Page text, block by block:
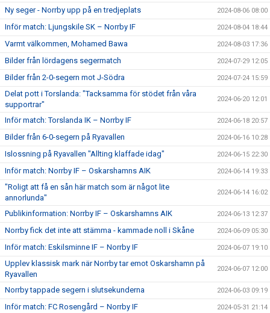
Ny seger - Norrby upp på en tredjeplats 2024-08-06 08:00
Inför match: Ljungskile SK – Norrby IF 2024-08-04 18:44
Varmt välkommen, Mohamed Bawa 2024-08-03 17:36
Bilder från lördagens segermatch 2024-07-29 12:05
Bilder från 2-0-segern mot J-Södra 2024-07-24 15:59
Delat pott i Torslanda: "Tacksamma för stödet från våra
supportrar"
2024-06-20 12:01
Inför match: Torslanda IK – Norrby IF 2024-06-18 20:57
Bilder från 6-0-segern på Ryavallen 2024-06-16 10:28
Islossning på Ryavallen "Allting klaffade idag" 2024-06-15 22:30
Inför match: Norrby IF – Oskarshamns AIK 2024-06-14 19:33
"Roligt att få en sån här match som är något lite
annorlunda"
2024-06-14 16:02
Publikinformation: Norrby IF – Oskarshamns AIK 2024-06-13 12:37
Norrby fick det inte att stämma - kammade noll i Skåne 2024-06-09 05:30
Inför match: Eskilsminne IF – Norrby IF 2024-06-07 19:10
Upplev klassisk mark när Norrby tar emot Oskarshamn på
Ryavallen
2024-06-07 12:00
Norrby tappade segern i slutsekunderna 2024-06-03 09:19
Inför match: FC Rosengård – Norrby IF 2024-05-31 21:14